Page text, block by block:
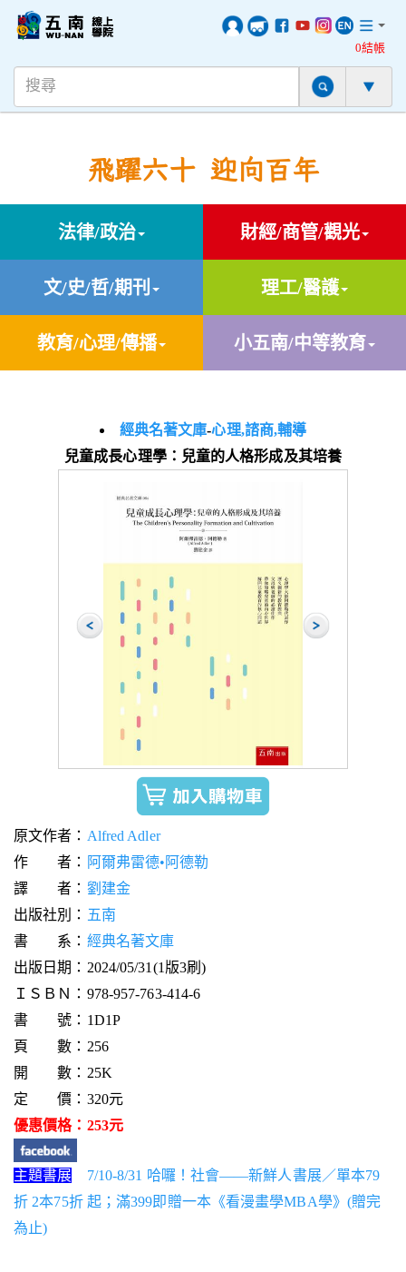
0結帳
飛躍六十 迎向百年
法律/政治 財經/商管/觀光
文/史/哲/期刊 理工/醫護
教育/心理/傳播 小五南/中等教育
經典名著文庫-心理,諮商,輔導
兒童成長心理學：兒童的人格形成及其培養
原文作者： Alfred Adler
作 者： 阿爾弗雷德•阿德勒
譯 者： 劉建金
出版社別： 五南
書 系： 經典名著文庫
出版日期：2024/05/31(1版3刷)
ＩＳＢＮ：978-957-763-414-6
書 號：1D1P
頁 數：256
開 數：25K
定 價：320元
優惠價格：253元
主題書展
7/10-8/31 哈囉！社會——新鮮人書展／單本79
折 2本75折 起；滿399即贈一本《看漫畫學MBA學》(贈完
為止)